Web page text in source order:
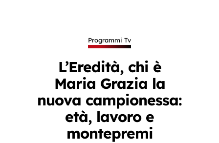
Programmi Tv
L’Eredità, chi è
Maria Grazia la
nuova campionessa:
età, lavoro e
montepremi